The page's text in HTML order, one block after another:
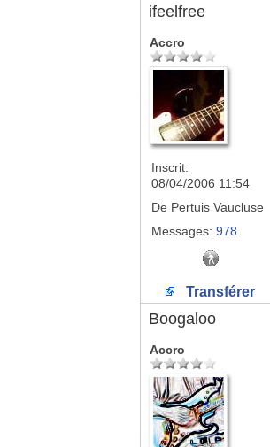
ifeelfree
Accro
Inscrit:
08/04/2006 11:54
De Pertuis Vaucluse
Messages: 978
Transférer
Boogaloo
Accro